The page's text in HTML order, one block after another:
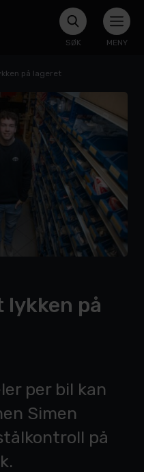
SØK MENY
på lageret
lykken på
per bil kan
Simen
på